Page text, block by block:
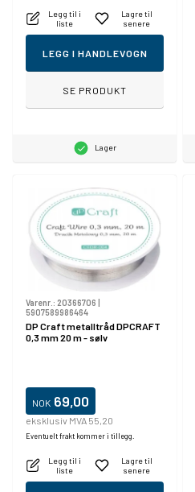
Legg til i
liste
Lagre til
senere
LEGG I HANDLEVOGN
SE PRODUKT
Lager
Varenr.: 20366706 |
5907589986464
DP Craft metalltråd DPCRAFT
0,3 mm 20 m - sølv
NOK 69,00
eksklusiv MVA 55,20
Eventuelt frakt kommer i tillegg.
Legg til i
liste
Lagre til
senere